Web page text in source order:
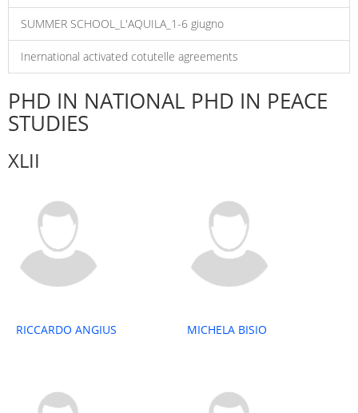
SUMMER SCHOOL_L'AQUILA_1-6 giugno
Inernational activated cotutelle agreements
PHD IN NATIONAL PHD IN PEACE
STUDIES
XLII
RICCARDO ANGIUS MICHELA BISIO